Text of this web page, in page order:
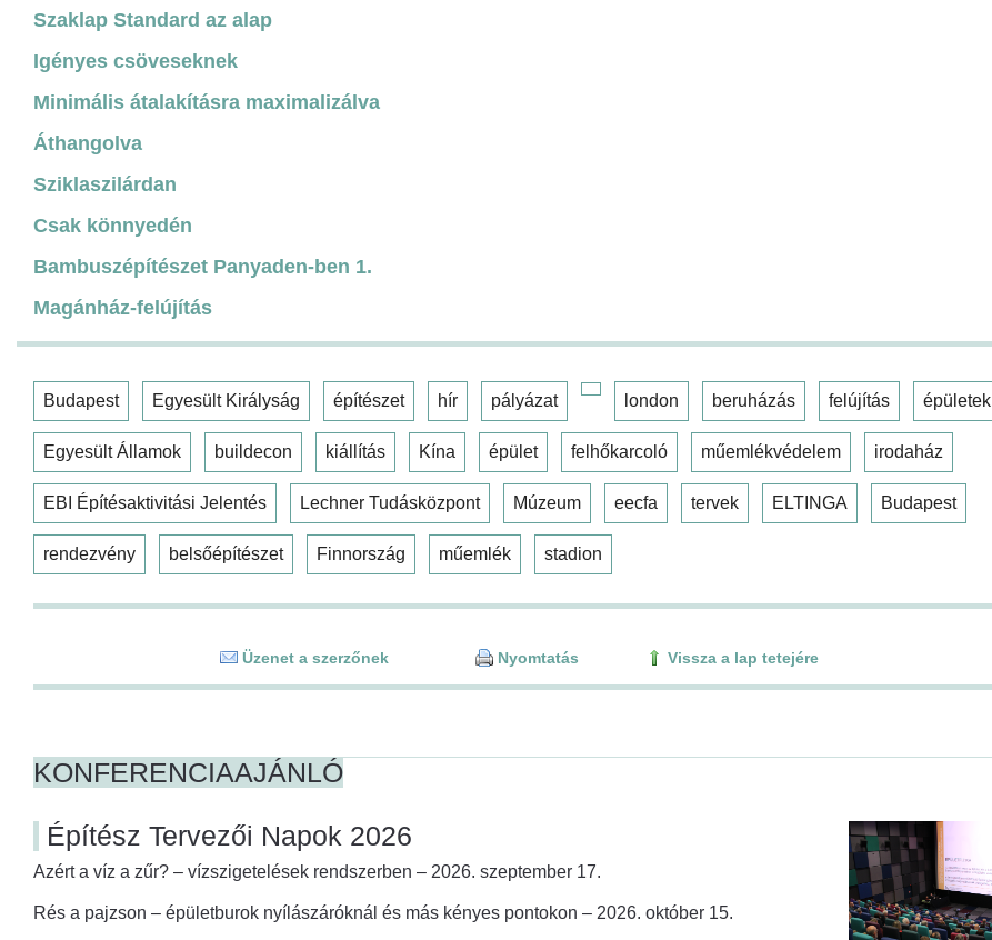
Szaklap Standard az alap
Igényes csöveseknek
Minimális átalakításra maximalizálva
Áthangolva
Sziklaszilárdan
Csak könnyedén
Bambuszépítészet Panyaden-ben 1.
Magánház-felújítás
Budapest Egyesült Királyság építészet hír pályázat london beruházás felújítás épületek
Egyesült Államok buildecon kiállítás Kína épület felhőkarcoló műemlékvédelem irodaház
EBI Építésaktivitási Jelentés Lechner Tudásközpont Múzeum eecfa tervek ELTINGA Budapest
rendezvény belsőépítészet Finnország műemlék stadion
Üzenet a szerzőnek Nyomtatás Vissza a lap tetejére
KONFERENCIAAJÁNLÓ
Építész Tervezői Napok 2026
Azért a víz a zűr? – vízszigetelések rendszerben – 2026. szeptember 17.
Rés a pajzson – épületburok nyílászáróknál és más kényes pontokon – 2026. október 15.